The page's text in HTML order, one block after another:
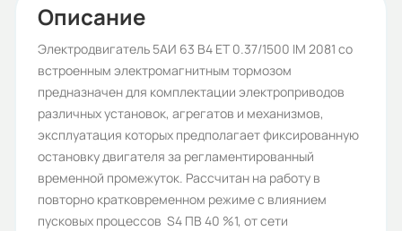
220/380
Количество полюсов:
4
Высота оси вращения (мм):
63
Стандарт:
ГОСТ
Описание
Электродвигатель 5АИ 63 В4 ET 0.37/1500 IM 2081 со
встроенным электромагнитным тормозом
предназначен для комплектации электроприводов
различных установок, агрегатов и механизмов,
эксплуатация которых предполагает фиксированную
остановку двигателя за регламентированный
временной промежуток. Рассчитан на работу в
повторно кратковременном режиме с влиянием
пусковых процессов S4 ПВ 40 %1, от сети